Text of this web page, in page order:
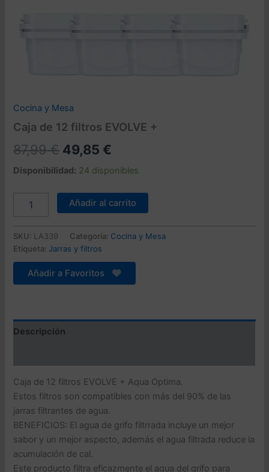
Cocina y Mesa
Caja de 12 filtros EVOLVE +
87,99€ El
precio
original
era:
87,99 €.
49,85 €
precio
actual
es:
49,85 €.
Disponibilidad: 24 disponibles
filtros
EVOLVE
cantidad
Añadir al carrito
SKU: LA339 Categoría: Cocina y Mesa
Etiqueta:Jarras y filtros
Añadir a Favoritos
Descripción
Caja de 12 filtros EVOLVE + Aqua Optima.
Estos filtros son compatibles con más del 90% de las
jarras filtrantes de agua.
BENEFICIOS: El agua de grifo filtrrada incluye un mejor
sabor y un mejor aspecto, además el agua filtrada reduce la
acumulación de cal.
Este producto filtra eficazmente el agua del grifo para